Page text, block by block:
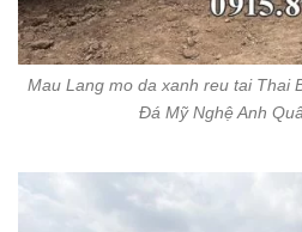
Mau Lang mo da xanh reu tai Thai
Đá Mỹ Nghệ Anh